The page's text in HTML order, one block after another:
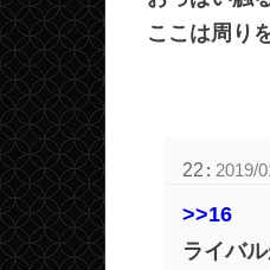
ここは周り
22 : 2019/
>>16
ライバ